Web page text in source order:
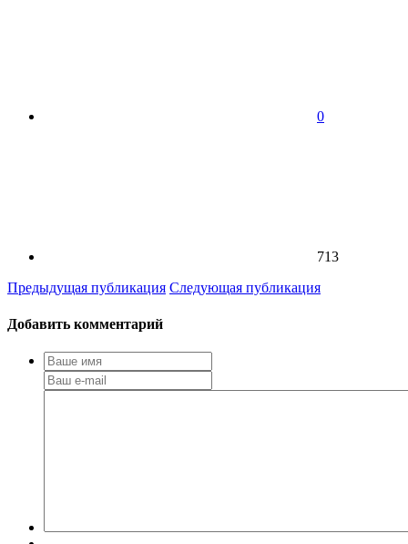
0
713
Предыдущая публикация Следующая публикация
Добавить комментарий